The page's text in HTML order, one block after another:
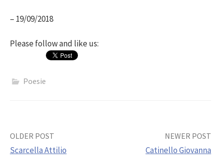
– 19/09/2018
Please follow and like us:
Poesie
Post
OLDER POST
Scarcella Attilio
NEWER POST
Catinello Giovanna